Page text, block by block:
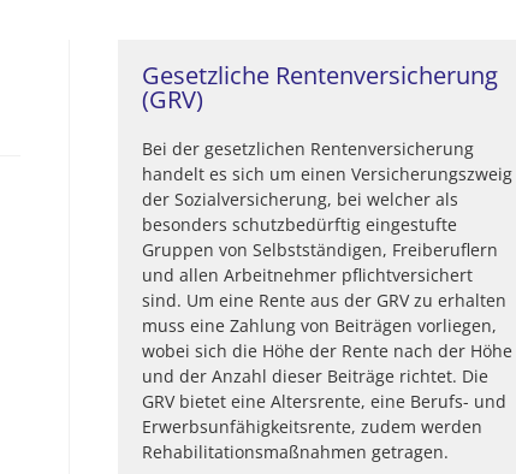
Gesetzliche Rentenversicherung
(GRV)
Bei der gesetzlichen Rentenversicherung
handelt es sich um einen Versicherungszweig
der Sozialversicherung, bei welcher als
besonders schutzbedürftig eingestufte
Gruppen von Selbstständigen, Freiberuflern
und allen Arbeitnehmer pflichtversichert
sind. Um eine Rente aus der GRV zu erhalten
muss eine Zahlung von Beiträgen vorliegen,
wobei sich die Höhe der Rente nach der Höhe
und der Anzahl dieser Beiträge richtet. Die
GRV bietet eine Altersrente, eine Berufs- und
Erwerbsunfähigkeitsrente, zudem werden
Rehabilitationsmaßnahmen getragen.